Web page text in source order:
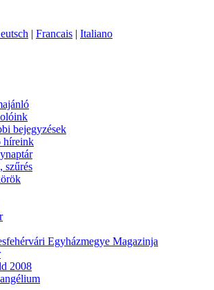
| Francais | Italiano
bejegyzések
híreink
szűrés
Egyházmegye Magazinja
2008